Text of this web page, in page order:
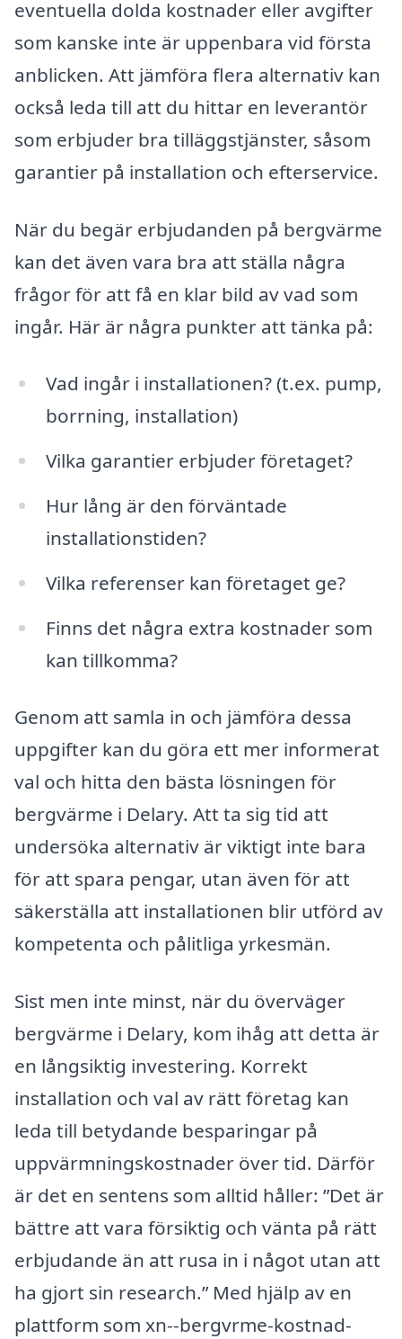
eventuella dolda kostnader eller avgifter
som kanske inte är uppenbara vid första
anblicken. Att jämföra flera alternativ kan
också leda till att du hittar en leverantör
som erbjuder bra tilläggstjänster, såsom
garantier på installation och efterservice.
När du begär erbjudanden på bergvärme
kan det även vara bra att ställa några
frågor för att få en klar bild av vad som
ingår. Här är några punkter att tänka på:
Vad ingår i installationen? (t.ex. pump,
borrning, installation)
Vilka garantier erbjuder företaget?
Hur lång är den förväntade
installationstiden?
Vilka referenser kan företaget ge?
Finns det några extra kostnader som
kan tillkomma?
Genom att samla in och jämföra dessa
uppgifter kan du göra ett mer informerat
val och hitta den bästa lösningen för
bergvärme i Delary. Att ta sig tid att
undersöka alternativ är viktigt inte bara
för att spara pengar, utan även för att
säkerställa att installationen blir utförd av
kompetenta och pålitliga yrkesmän.
Sist men inte minst, när du överväger
bergvärme i Delary, kom ihåg att detta är
en långsiktig investering. Korrekt
installation och val av rätt företag kan
leda till betydande besparingar på
uppvärmningskostnader över tid. Därför
är det en sentens som alltid håller: ”Det är
bättre att vara försiktig och vänta på rätt
erbjudande än att rusa in i något utan att
ha gjort sin research.” Med hjälp av en
plattform som xn--bergvrme-kostnad-